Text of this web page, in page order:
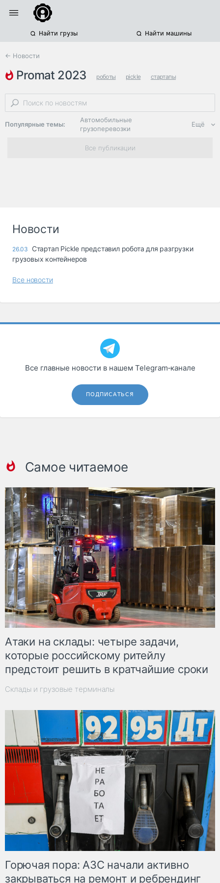
Найти грузы Найти машины
← Новости
promat 2023 роботы pickle стартапы
Популярные темы:
Автомобильные
грузоперевозки
Региональная
логистика
опасные грузы
грузовые
Коммерческий
транспорт
Спецтехника
Автосервис,
запчасти, шины
Дзен
Ещё
Все публикации
Новости
26.03
Стартап Pickle представил робота для разгрузки
грузовых контейнеров
Все новости
Все главные новости в нашем Telegram‑канале
ПОДПИСАТЬСЯ
Самое читаемое
Атаки на склады: четыре задачи,
которые российскому ритейлу
предстоит решить в кратчайшие сроки
Склады и грузовые терминалы
Горючая пора: АЗС начали активно
закрываться на ремонт и ребрендинг